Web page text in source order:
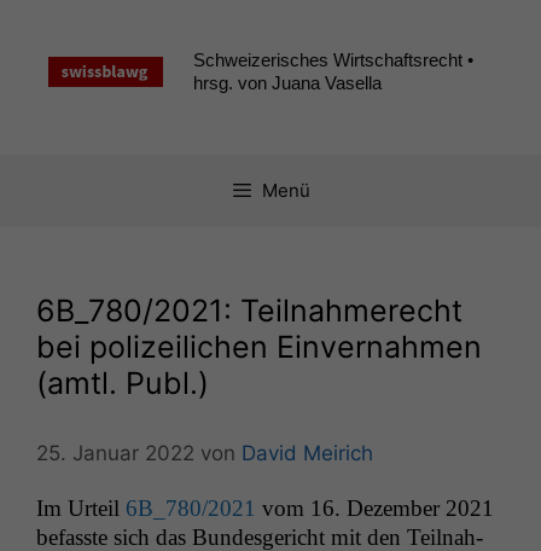
springen
Schweizerisches Wirtschaftsrecht •
hrsg. von Juana Vasella
Menü
6B_780/2021: Teilnahmerecht
bei polizeilichen Einvernahmen
(amtl. Publ.)
25. Januar 2022 von David Meirich
Im Urteil 6B_780/2021 vom 16. Dezem­ber 2021
befasste sich das Bun­des­gericht mit den Teil­nah­